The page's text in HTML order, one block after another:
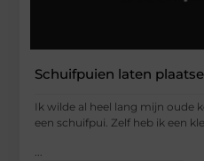
Schuifpuien laten
Ik wilde al heel lang mijn oude
een schuifpui. Zelf heb ik een